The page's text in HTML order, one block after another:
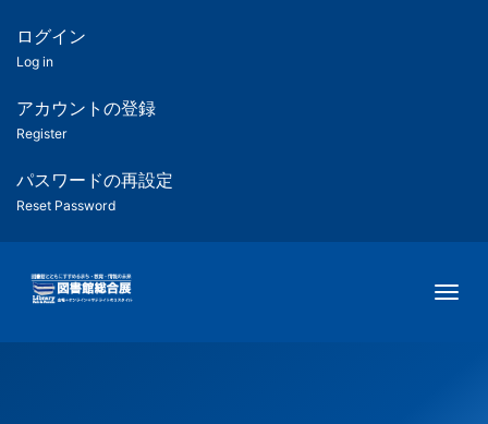
ツ
匿
名
ユ
ー
ー
用
メ
ログイン
Log in
アカウントの登録
Register
パスワードの再設定
Reset Password